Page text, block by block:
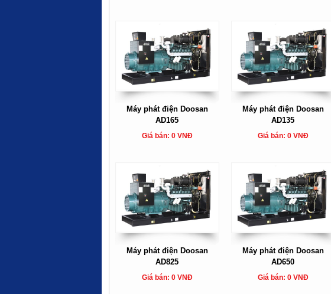
Máy phát điện Doosan
AD165
Giá bán: 0 VNĐ
Máy phát điện Doosan
AD135
Giá bán: 0 VNĐ
Máy phát điện Doosan
AD825
Giá bán: 0 VNĐ
Máy phát điện Doosan
AD650
Giá bán: 0 VNĐ